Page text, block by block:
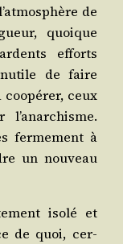
de
quoique
efforts
de faire
coopé­rer, ceux
fer­me­ment à
un nou­veau
iso­lé et
de quoi, cer­